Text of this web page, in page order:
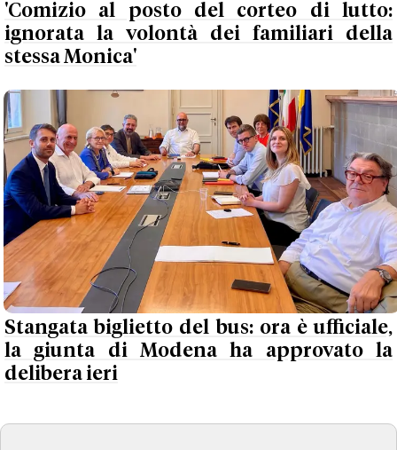
'Comizio al posto del corteo di lutto:
ignorata la volontà dei familiari della
stessa Monica'
Stangata biglietto del bus: ora è ufficiale,
la giunta di Modena ha approvato la
delibera ieri